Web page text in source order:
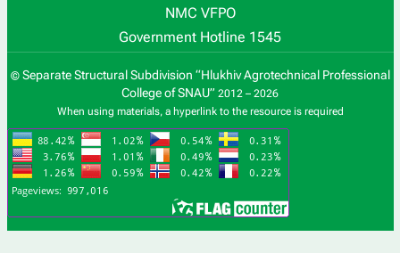
NMC VFPO
Government Hotline 1545
© Separate Structural Subdivision “Hlukhiv Agrotechnical Professional
College of SNAU” 2012 – 2026
When using materials, a hyperlink to the resource is required